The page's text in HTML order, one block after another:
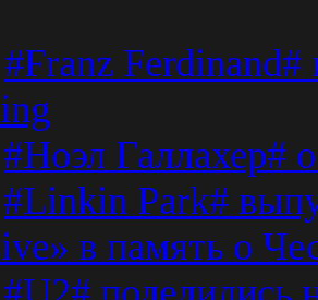
#Franz
#Ноэл Галлахер#
#Linkin Park#
в память о